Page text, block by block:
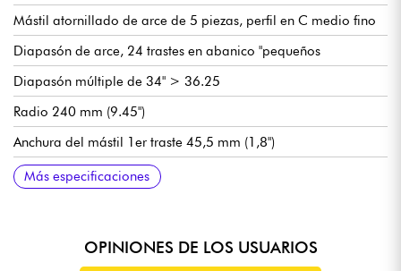
Mástil atornillado de arce de 5 piezas, perfil en C medio fino
Diapasón de arce, 24 trastes en abanico "pequeños
Diapasón múltiple de 34" > 36.25
Radio 240 mm (9.45")
Anchura del mástil 1er traste 45,5 mm (1,8")
Espesor del mástil 1er traste 21 mm - .827" (1.5")
Grosor del mástil 12º traste 24 mm - .945" (1.5")
3 pastillas Dingwall FD-3N con imanes de neodimio
colocadas según las recomendaciones del artista
Preamplificador activo/pasivo Darkglass Tone Capsule con
volumen, selector de pastillas giratorio de 4 posiciones,
Puente Dingwall personalizado
Clavijas de afinación Custom Hipshot/Dingwall
Acabado brillante
Peso medio 4,16 kg
Se entrega con funda
Más especificaciones
OPINIONES DE LOS USUARIOS